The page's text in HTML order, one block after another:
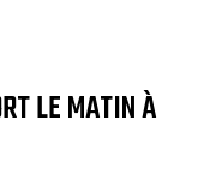
LE MATIN À